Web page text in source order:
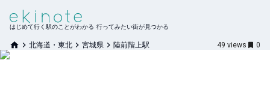
はじめて行く駅のことがわかる 行ってみたい街が見つかる
北海道・東北 宮城県 陸前階上駅 49 views 0